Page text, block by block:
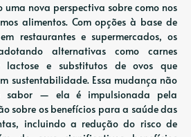
nova perspectiva sobre como nos
alimentos. Com opções à base de
restaurantes e supermercados, os
alternativas como carnes
lactose e substitutos de ovos que
sustentabilidade. Essa mudança não
sabor — ela é impulsionada pela
sobre os benefícios para a saúde das
incluindo a redução do risco de